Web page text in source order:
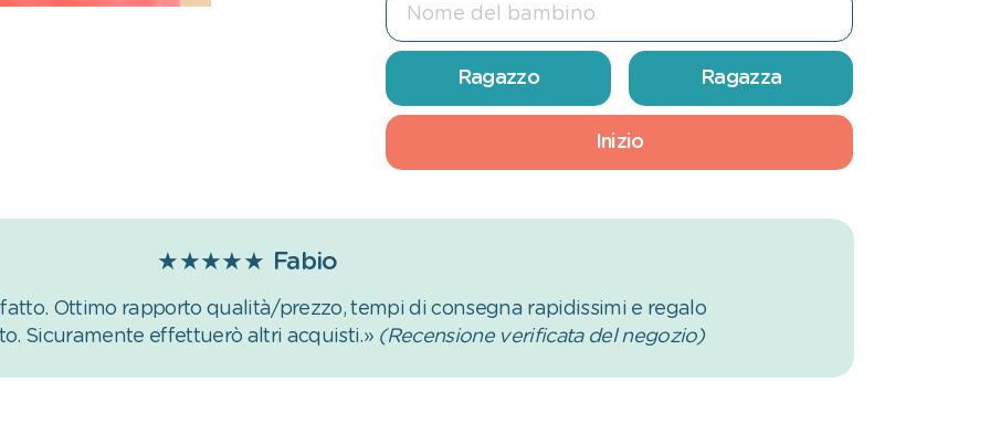
Ragazzo Ragazza
Inizio
★★★★★ Fabio
Ottimo rapporto qualità/prezzo, tempi di consegna rapidissimi e regalo
Sicuramente effettuerò altri acquisti.» (Recensione verificata del negozio)